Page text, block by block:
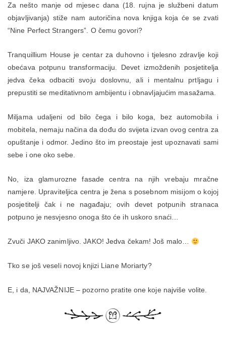
Za nešto manje od mjesec dana (18. rujna je službeni datum
objavljivanja) stiže nam autoričina nova knjiga koja će se zvati
“Nine Perfect Strangers”. O čemu govori?
Tranquillium House je centar za duhovno i tjelesno zdravlje koji
obećava potpunu transformaciju. Devet izmoždenih posjetitelja
jedva čeka odbaciti svoju doslovnu, ali i mentalnu prtljagu i
prepustiti se meditativnom ambijentu i obnavljajućim masažama.
Miljama udaljeni od bilo čega i bilo koga, bez automobila i
mobitela, nemaju načina da dođu do svijeta izvan ovog centra za
opuštanje i odmor. Jedino što im preostaje jest upoznavati sami
sebe i one oko sebe.
No, iza glamurozne fasade centra na njih vrebaju mračne
namjere. Upraviteljica centra je žena s posebnom misijom o kojoj
posjetitelji čak i ne nagađaju; ovih devet potpunih stranaca
potpuno je nesvjesno onoga što će ih uskoro snaći…
Zvuči JAKO zanimljivo. JAKO! Jedva čekam! Još malo…
Tko se još veseli novoj knjizi Liane Moriarty?
E, i da, NAJVAŽNIJE – pozorno pratite one koje najviše volite.